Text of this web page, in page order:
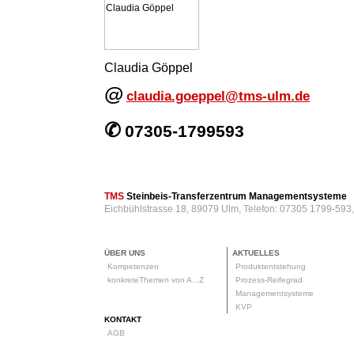
Claudia Göppel
@ claudia.goeppel@tms-ulm.de
✆ 07305-1799593
TMS Steinbeis-Transferzentrum Managementsysteme
Eichbühlstrasse 18, 89079 Ulm, Telefon: 07305 1799-
ÜBER UNS
Kompetenzen
konkreteThemen von A...Z
AKTUELLES
Produktentstehung
Prozess-Reifegrad
Managementsysteme
KVP
KONTAKT
AGB